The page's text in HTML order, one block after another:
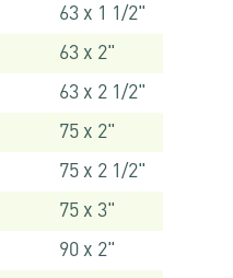
63 x 1 1/2"
63 x 2"
63 x 2 1/2"
75 x 2"
75 x 2 1/2"
75 x 3"
90 x 2"